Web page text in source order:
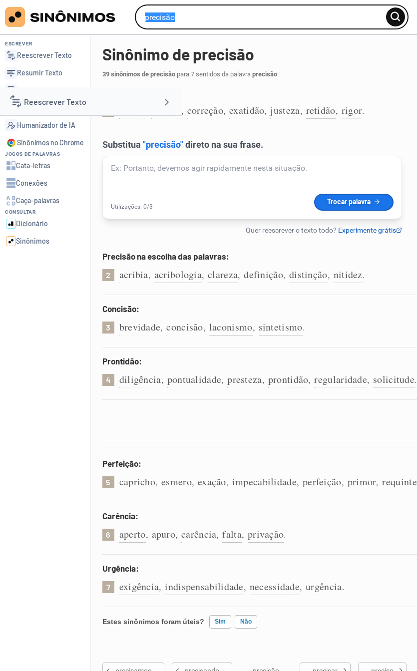
Reescrever Texto
Resumir Texto
Corrigir Texto
Detector de IA
Humanizador de IA
ESCREVER
Reescrever Texto
Resumir Texto
Detector de IA
Humanizador de IA
Sinônimos no Chrome
JOGOS DE PALAVRAS
Cata-letras
Conexões
Caça-palavras
CONSULTAR
Dicionário
Sinônimos
Sinônimo de precisão
39 sinônimos de precisãopara 7 sentidos da palavra precisão:
certeza , correção, exatidão, justeza, retidão, rigor.
Precisão na escolha das palavras:
2 acribia, acribologia, clareza, definição, distinção, nitidez.
Concisão:
3 brevidade, concisão, laconismo, sintetismo.
Prontidão:
4 diligência, pontualidade, presteza, prontidão, regularidade, solicitude.
Perfeição:
5 capricho, esmero, exação, impecabilidade, perfeição, primor, requinte
Carência:
6 aperto, apuro, carência, falta, privação.
Urgência:
7 exigência, indispensabilidade, necessidade, urgência.
Estes sinônimos foram úteis? Sim Não